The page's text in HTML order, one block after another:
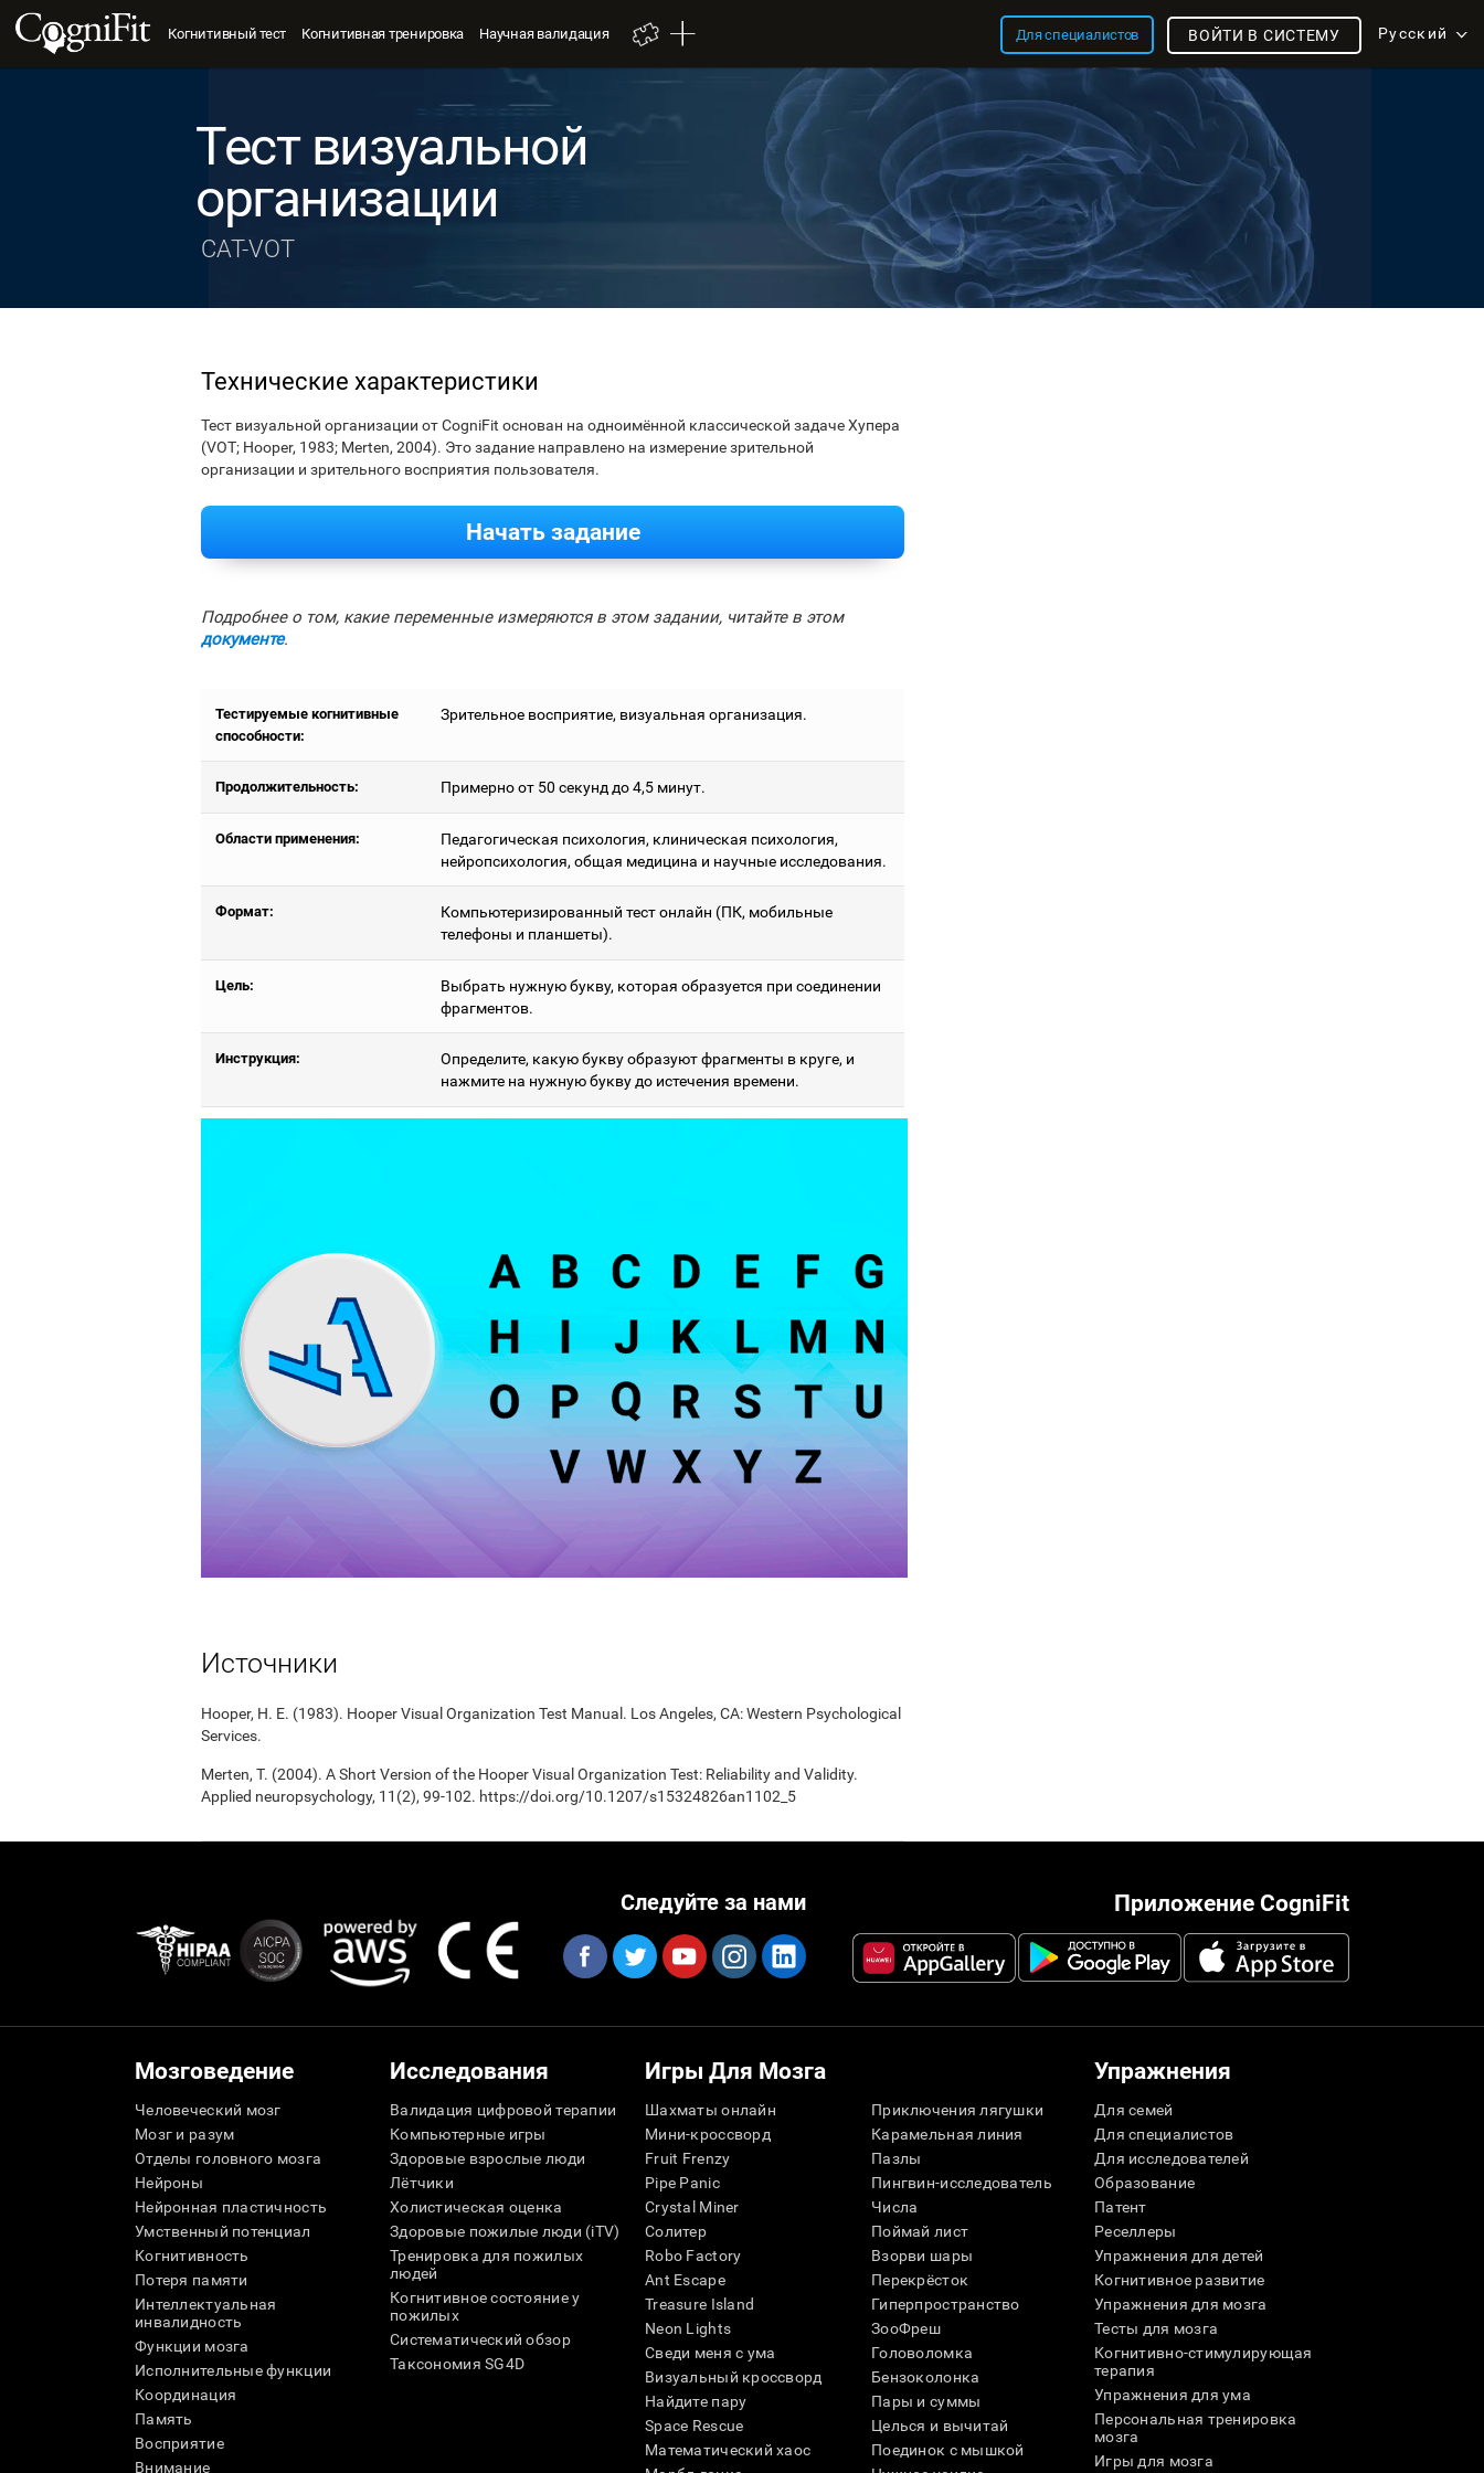
Когнитивный тест Когнитивная тренировка Научная валидация Для специалистов Русский
ВОЙТИ В СИСТЕМУ
Тест визуальной
организации
CAT-VOT
Технические характеристики
Тест визуальной организации от CogniFit основан на одноимённой классической задаче Хупера
(VOT; Hooper, 1983; Merten, 2004). Это задание направлено на измерение зрительной
организации и зрительного восприятия пользователя.
Начать задание
Подробнее о том, какие переменные измеряются в этом задании, читайте в этом
документе.
Тестируемые когнитивные
способности:
Зрительное восприятие, визуальная организация.
Продолжительность: Примерно от 50 секунд до 4,5 минут.
Области применения:
Педагогическая психология, клиническая психология,
нейропсихология, общая медицина и научные исследования.
Формат:
Компьютеризированный тест онлайн (ПК, мобильные
телефоны и планшеты).
Цель:
Выбрать нужную букву, которая образуется при соединении
фрагментов.
Инструкция:
Определите, какую букву образуют фрагменты в круге, и
нажмите на нужную букву до истечения времени.
Источники
Hooper, H. E. (1983). Hooper Visual Organization Test Manual. Los Angeles, CA: Western Psychological
Services.
Merten, T. (2004). A Short Version of the Hooper Visual Organization Test: Reliability and Validity.
Applied neuropsychology, 11(2), 99-102. https://doi.org/10.1207/s15324826an1102_5
Приложение CogniFit
Следуйте за нами
Мозговедение
Человеческий мозг
Мозг и разум
Отделы головного мозга
Нейроны
Нейронная пластичность
Умственный потенциал
Когнитивность
Потеря памяти
Интеллектуальная
инвалидность
Функции мозга
Исполнительные функции
Координация
Память
Восприятие
Внимание
Исследования
Валидация цифровой терапии
Компьютерные игры
Здоровые взрослые люди
Лётчики
Холистическая оценка
Здоровые пожилые люди (iTV)
Тренировка для пожилых
людей
Когнитивное состояние у
пожилых
Систематический обзор
Таксономия SG4D
Игры Для Мозга
Шахматы онлайн
Мини-кроссворд
Fruit Frenzy
Pipe Panic
Crystal Miner
Солитер
Robo Factory
Ant Escape
Treasure Island
Neon Lights
Сведи меня с ума
Визуальный кроссворд
Найдите пару
Space Rescue
Математический хаос
Приключения лягушки
Карамельная линия
Пазлы
Пингвин-исследователь
Числа
Поймай лист
Взорви шары
Перекрёсток
Гиперпространство
ЗооФреш
Головоломка
Бензоколонка
Пары и суммы
Целься и вычитай
Поединок с мышкой
Упражнения
Для семей
Для специалистов
Для исследователей
Образование
Патент
Реселлеры
Упражнения для детей
Когнитивное развитие
Упражнения для мозга
Тесты для мозга
Когнитивно-стимулирующая
терапия
Упражнения для ума
Персональная тренировка
мозга
Игры для мозга